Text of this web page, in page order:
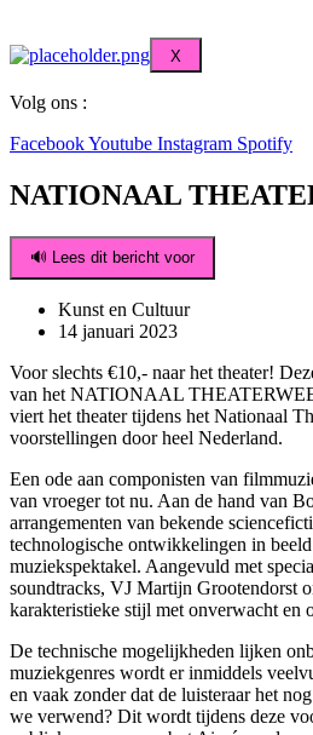
X
Volg ons :
FacebookYoutube Instagram Spotify
NATIONAAL
🔊 Lees dit bericht voor
Kunst en Cultuur
14 januari 2023
Voor slechts €10,- naar het theater!
van het NATIONAAL
viert het theater tijdens het Nationaal
voorstellingen door heel Nederland.
Een ode aan componisten van
van vroeger tot nu. Aan de hand van
arrangementen van bekende
technologische ontwikkelingen in
muziekspektakel. Aangevuld met
soundtracks, VJ Martijn Grootendorst
karakteristieke stijl met onverwacht en
De technische mogelijkheden lijken
muziekgenres wordt er inmiddels
en vaak zonder dat de luisteraar het
we verwend? Dit wordt tijdens deze